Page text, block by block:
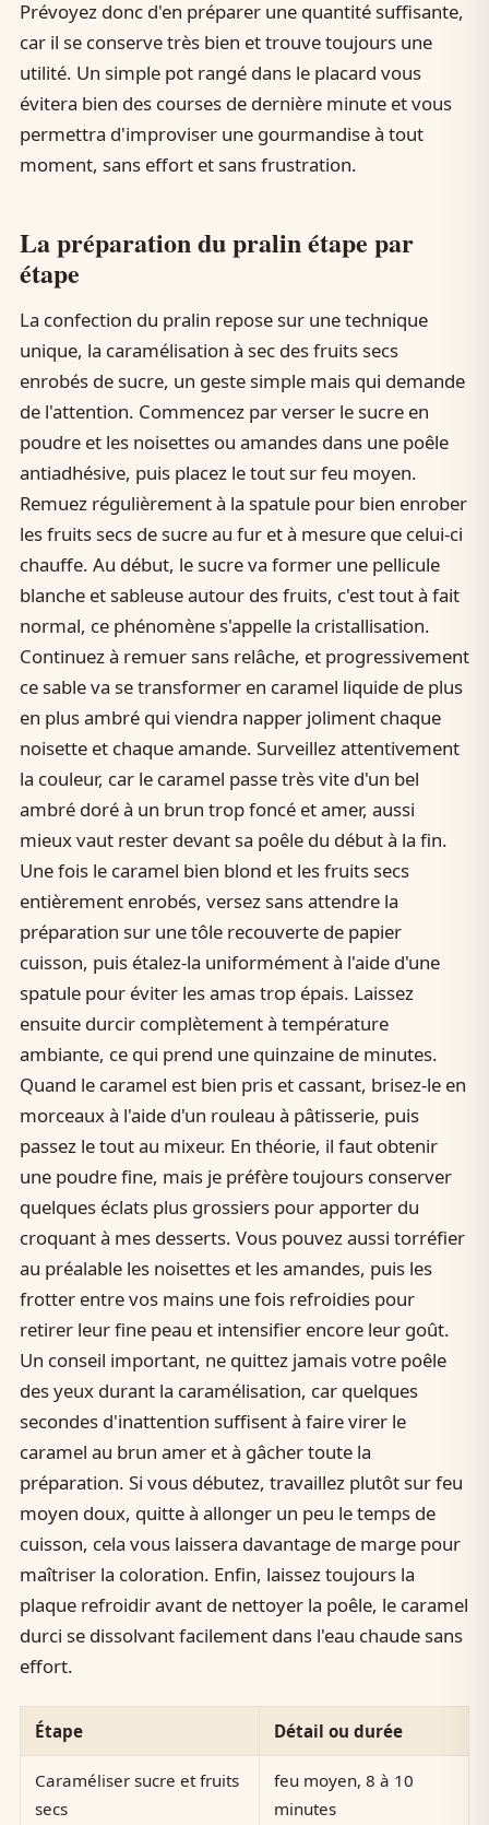
Prévoyez donc d'en préparer une quantité suffisante,
car il se conserve très bien et trouve toujours une
utilité. Un simple pot rangé dans le placard vous
évitera bien des courses de dernière minute et vous
permettra d'improviser une gourmandise à tout
moment, sans effort et sans frustration.
La préparation du pralin étape par
étape
La confection du pralin repose sur une technique
unique, la caramélisation à sec des fruits secs
enrobés de sucre, un geste simple mais qui demande
de l'attention. Commencez par verser le sucre en
poudre et les noisettes ou amandes dans une poêle
antiadhésive, puis placez le tout sur feu moyen.
Remuez régulièrement à la spatule pour bien enrober
les fruits secs de sucre au fur et à mesure que celui-ci
chauffe. Au début, le sucre va former une pellicule
blanche et sableuse autour des fruits, c'est tout à fait
normal, ce phénomène s'appelle la cristallisation.
Continuez à remuer sans relâche, et progressivement
ce sable va se transformer en caramel liquide de plus
en plus ambré qui viendra napper joliment chaque
noisette et chaque amande. Surveillez attentivement
la couleur, car le caramel passe très vite d'un bel
ambré doré à un brun trop foncé et amer, aussi
mieux vaut rester devant sa poêle du début à la fin.
Une fois le caramel bien blond et les fruits secs
entièrement enrobés, versez sans attendre la
préparation sur une tôle recouverte de papier
cuisson, puis étalez-la uniformément à l'aide d'une
spatule pour éviter les amas trop épais. Laissez
ensuite durcir complètement à température
ambiante, ce qui prend une quinzaine de minutes.
Quand le caramel est bien pris et cassant, brisez-le en
morceaux à l'aide d'un rouleau à pâtisserie, puis
passez le tout au mixeur. En théorie, il faut obtenir
une poudre fine, mais je préfère toujours conserver
quelques éclats plus grossiers pour apporter du
croquant à mes desserts. Vous pouvez aussi torréfier
au préalable les noisettes et les amandes, puis les
frotter entre vos mains une fois refroidies pour
retirer leur fine peau et intensifier encore leur goût.
Un conseil important, ne quittez jamais votre poêle
des yeux durant la caramélisation, car quelques
secondes d'inattention suffisent à faire virer le
caramel au brun amer et à gâcher toute la
préparation. Si vous débutez, travaillez plutôt sur feu
moyen doux, quitte à allonger un peu le temps de
cuisson, cela vous laissera davantage de marge pour
maîtriser la coloration. Enfin, laissez toujours la
plaque refroidir avant de nettoyer la poêle, le caramel
durci se dissolvant facilement dans l'eau chaude sans
effort.
Étape Détail ou durée
Caraméliser sucre et fruits
secs
feu moyen, 8 à 10
minutes